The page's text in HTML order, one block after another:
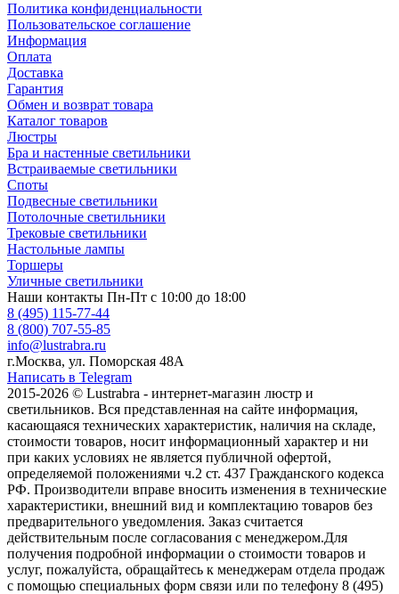
Политика конфиденциальности
Пользовательское соглашение
Информация
Оплата
Доставка
Гарантия
Обмен и возврат товара
Каталог товаров
Люстры
Бра и настенные светильники
Встраиваемые светильники
Споты
Подвесные светильники
Потолочные светильники
Трековые светильники
Настольные лампы
Торшеры
Уличные светильники
Наши контакты Пн-Пт с 10:00 до 18:00
8 (495) 115-77-44
8 (800) 707-55-85
info@lustrabra.ru
г.Москва, ул. Поморская 48А
Написать в Telegram
2015-2026 © Lustrabra - интернет-магазин люстр и
светильников. Вся представленная на сайте информация,
касающаяся технических характеристик, наличия на складе,
стоимости товаров, носит информационный характер и ни
при каких условиях не является публичной офертой,
определяемой положениями ч.2 ст. 437 Гражданского кодекса
РФ. Производители вправе вносить изменения в технические
характеристики, внешний вид и комплектацию товаров без
предварительного уведомления. Заказ считается
действительным после согласования с менеджером.Для
получения подробной информации о стоимости товаров и
услуг, пожалуйста, обращайтесь к менеджерам отдела продаж
с помощью специальных форм связи или по телефону 8 (495)